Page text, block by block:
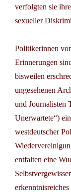
verfolgten sie
sexueller
Politikerinnen
Erinnerungen
bisweilen
ungesehenen
und Journalisten
Unerwartete“)
westdeutscher
entfalten eine